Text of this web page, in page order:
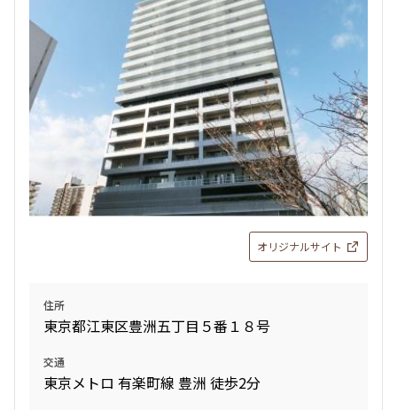
三井の賃貸 ペット可
お問合せ
4階４０３
275,000円15,000円
1.0ヶ月 1.0ヶ月
3階３１０
オリジナルサイト
住所
東京都江東区豊洲五丁目５番１８号
交通
東京メトロ 有楽町線 豊洲 徒歩2分